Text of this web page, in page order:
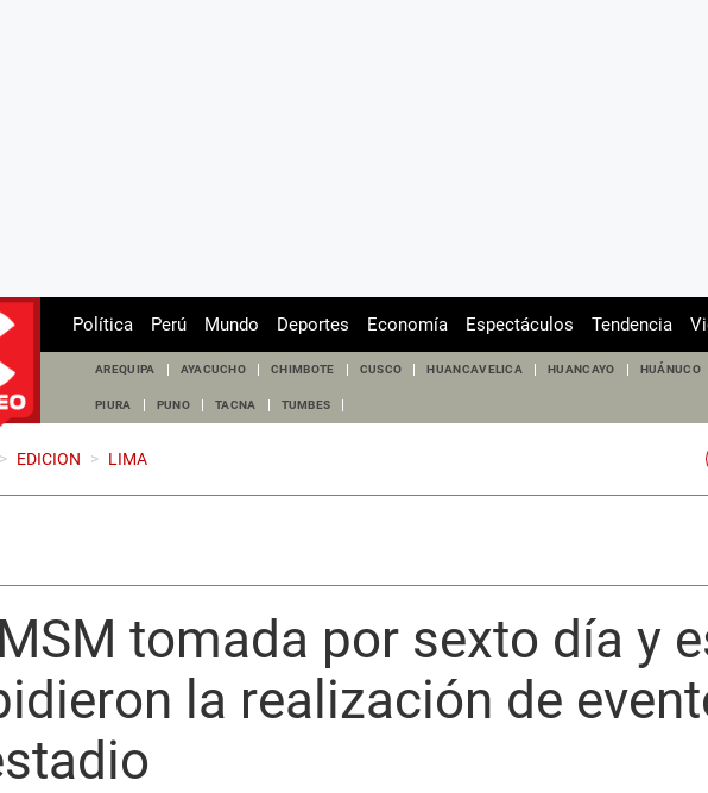
Política Perú Mundo Deportes Economía Espectáculos Tendencia
AREQUIPA AYACUCHO CHIMBOTE CUSCO HUANCAVELICA HUANCAYO HUÁNUCO
PIURA PUNO TACNA TUMBES
> EDICION > LIMA
tomada por sexto día y
la realización de